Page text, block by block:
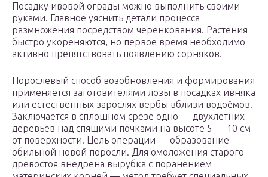
Посадку ивовой ограды можно выполнить своими
руками. Главное уяснить детали процесса
размножения посредством черенкования. Растения
быстро укореняются, но первое время необходимо
активно препятствовать появлению сорняков.
Порослевый способ возобновления и формирования
применяется заготовителями лозы в посадках ивняка
или естественных зарослях вербы вблизи водоёмов.
Заключается в сплошном срезе одно — двухлетних
деревьев над спящими почками на высоте 5 — 10 см
от поверхности. Цель операции — образование
обильной новой поросли. Для омоложения старого
древостоя внедрена вырубка с поранением